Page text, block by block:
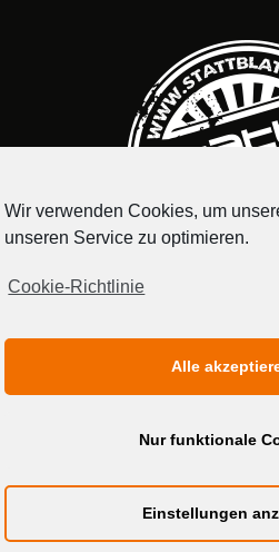
Wir verwenden Cookies, um
unseren Service zu optimieren.
Cookie-Richtlinie
Alle
Nur funktionale
Einstellungen